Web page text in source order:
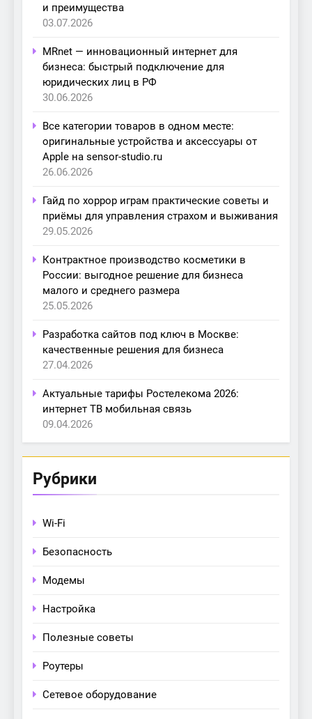
и преимущества
03.07.2026
MRnet — инновационный интернет для
бизнеса: быстрый подключение для
юридических лиц в РФ
30.06.2026
Все категории товаров в одном месте:
оригинальные устройства и аксессуары от
Apple на sensor-studio.ru
26.06.2026
Гайд по хоррор играм практические советы и
приёмы для управления страхом и выживания
29.05.2026
Контрактное производство косметики в
России: выгодное решение для бизнеса
малого и среднего размера
25.05.2026
Разработка сайтов под ключ в Москве:
качественные решения для бизнеса
27.04.2026
Актуальные тарифы Ростелекома 2026:
интернет ТВ мобильная связь
09.04.2026
Рубрики
Wi-Fi
Безопасность
Модемы
Настройка
Полезные советы
Роутеры
Сетевое оборудование